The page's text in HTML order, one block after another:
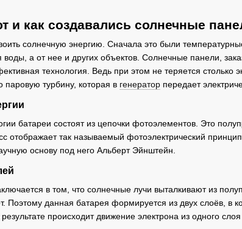
и как создавались солнечные
солнечную энергию. Сначала это были
а от нее и других объектов. Солнечные панели,
технология. Ведь при этом не теряется столько
турбину, которая в генератор передает
батареи состоят из цепочки фотоэлементов. Это
отображает так называемый фотоэлектрический
основу под него Альберт Эйнштейн.
в том, что солнечные лучи выталкивают из
Поэтому данная батарея формируется из двух слоёв, в
происходит движение электрона из одного слоя